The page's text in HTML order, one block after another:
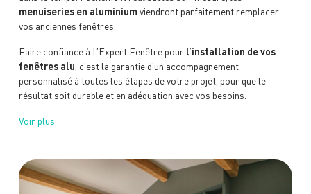
menuiseries en aluminiumviendront parfaitement remplacer
vos anciennes fenêtres.
Faire confiance à L’Expert Fenêtre pourl’installation de vos
fenêtres alu , c’est la garantie d’un accompagnement
personnalisé à toutes les étapes de votre projet, pour que le
résultat soit durable et en adéquation avec vos besoins.
Voir plus